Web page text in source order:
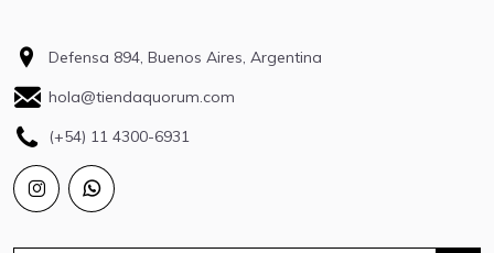
Defensa 894, Buenos Aires, Argentina
hola@tiendaquorum.com
(+54) 11 4300-6931